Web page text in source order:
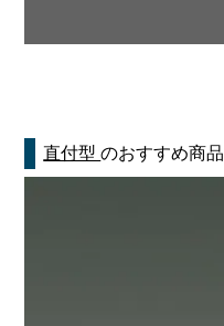
直付型のおすすめ商品